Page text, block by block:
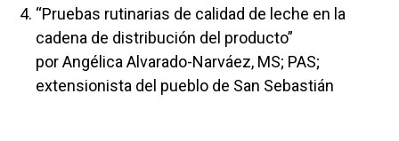
“Pruebas rutinarias de calidad de leche en la
cadena de distribución del producto”
por Angélica Alvarado-Narváez, MS; PAS;
extensionista del pueblo de San Sebastián